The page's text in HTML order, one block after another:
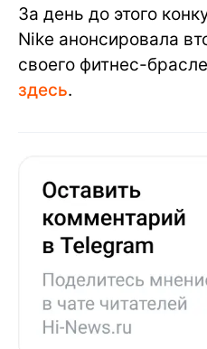
За день до этого
Nike анонсировала
своего фитнес-
здесь.